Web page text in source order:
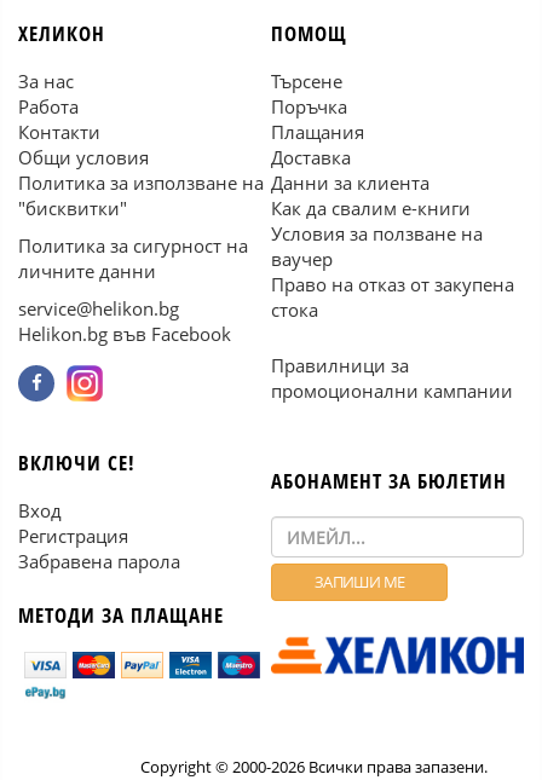
ХЕЛИКОН
За нас
Работа
Контакти
Общи условия
Политика за използване на
"бисквитки"
Политика за сигурност на
личните данни
service@helikon.bg
Helikon.bg във Facebook
ПОМОЩ
Търсене
Поръчка
Плащания
Доставка
Данни за клиента
Как да свалим е-книги
Условия за ползване на
ваучер
Право на отказ от закупена
стока
Правилници за
промоционални кампании
ВКЛЮЧИ СЕ!
Вход
Регистрация
Забравена парола
МЕТОДИ ЗА ПЛАЩАНЕ
АБОНАМЕНТ ЗА БЮЛЕТИН
Copyright © 2000-2026 Всички права запазени.